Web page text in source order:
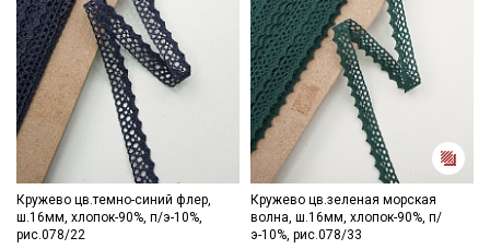
Кружево цв.темно-синий флер,
ш.16мм, хлопок-90%, п/э-10%,
рис.078/22
Кружево цв.зеленая морская
волна, ш.16мм, хлопок-90%, п/
э-10%, рис.078/33